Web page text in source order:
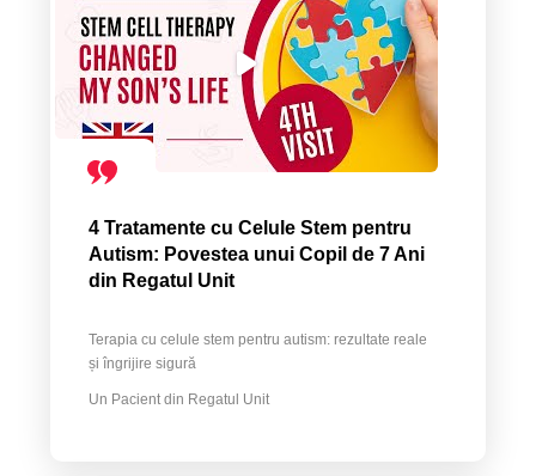
4 Tratamente cu Celule Stem pentru
Autism: Povestea unui Copil de 7 Ani
din Regatul Unit
Terapia cu celule stem pentru autism: rezultate reale
și îngrijire sigură
Un Pacient din Regatul Unit